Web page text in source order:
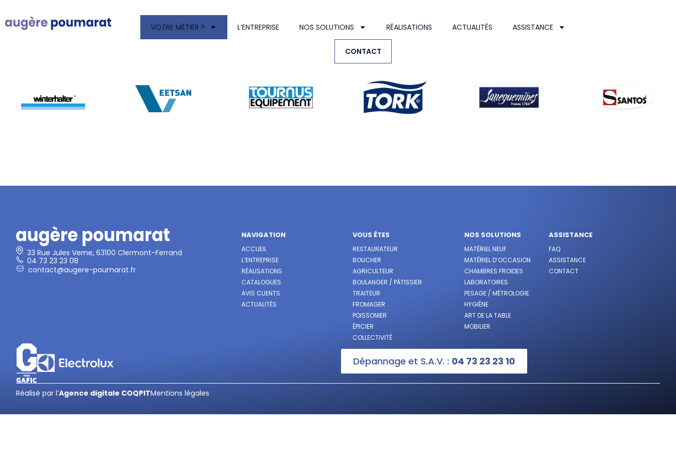
VOTRE MÉTIER ? L’ENTREPRISE NOS SOLUTIONS RÉALISATIONS ACTUALITÉS ASSISTANCE
CONTACT
33 Rue Jules Verne, 63100 Clermont-Ferrand
04 73 23 23 08
contact@augere-poumarat.fr
NAVIGATION
ACCUEIL
L’ENTREPRISE
RÉALISATIONS
CATALOGUES
AVIS CLIENTS
ACTUALITÉS
VOUS ÊTES
RESTAURATEUR
BOUCHER
AGRICULTEUR
BOULANGER / PÂTISSIER
TRAITEUR
FROMAGER
POISSONIER
ÉPICIER
COLLECTIVITÉ
NOS SOLUTIONS
MATÉRIEL NEUF
MATÉRIEL D’OCCASION
CHAMBRES FROIDES
LABORATOIRES
PESAGE / MÉTROLOGIE
HYGIÈNE
ART DE LA TABLE
MOBILIER
ASSISTANCE
FAQ
ASSISTANCE
CONTACT
Dépannage et S.A.V. : 04 73 23 23 10
Réalisé par l’Agence digitale COQPITMentions légales